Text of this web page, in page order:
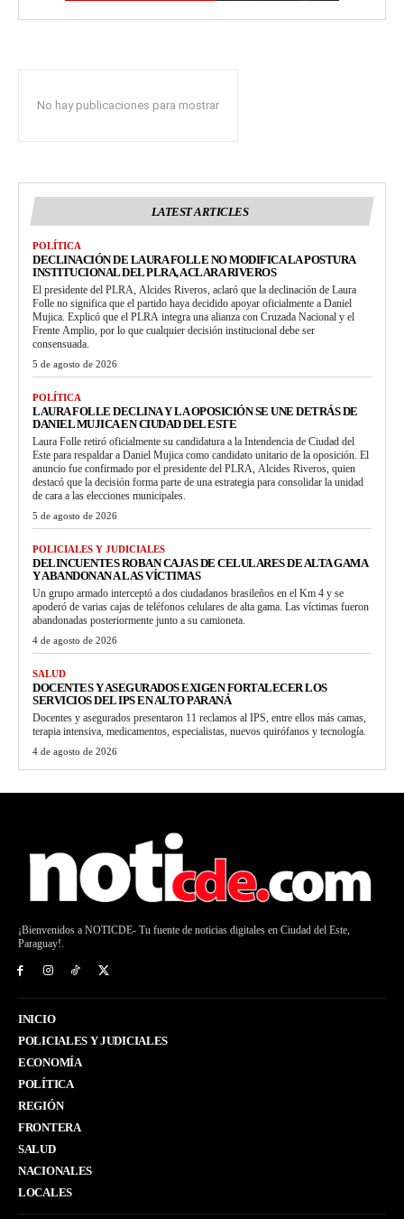
No hay publicaciones para mostrar
LATEST ARTICLES
POLÍTICA
DECLINACIÓN DE LAURA FOLLE NO MODIFICA LA POSTURA
INSTITUCIONAL DEL PLRA, ACLARA RIVEROS
El presidente del PLRA, Alcides Riveros, aclaró que la declinación de Laura
Folle no significa que el partido haya decidido apoyar oficialmente a Daniel
Mujica. Explicó que el PLRA integra una alianza con Cruzada Nacional y el
Frente Amplio, por lo que cualquier decisión institucional debe ser
consensuada.
5 de agosto de 2026
POLÍTICA
LAURA FOLLE DECLINA Y LA OPOSICIÓN SE UNE DETRÁS DE
DANIEL MUJICA EN CIUDAD DEL ESTE
Laura Folle retiró oficialmente su candidatura a la Intendencia de Ciudad del
Este para respaldar a Daniel Mujica como candidato unitario de la oposición. El
anuncio fue confirmado por el presidente del PLRA, Alcides Riveros, quien
destacó que la decisión forma parte de una estrategia para consolidar la unidad
de cara a las elecciones municipales.
5 de agosto de 2026
POLICIALES Y JUDICIALES
DELINCUENTES ROBAN CAJAS DE CELULARES DE ALTA GAMA
Y ABANDONAN A LAS VÍCTIMAS
Un grupo armado interceptó a dos ciudadanos brasileños en el Km 4 y se
apoderó de varias cajas de teléfonos celulares de alta gama. Las víctimas fueron
abandonadas posteriormente junto a su camioneta.
4 de agosto de 2026
SALUD
DOCENTES Y ASEGURADOS EXIGEN FORTALECER LOS
SERVICIOS DEL IPS EN ALTO PARANÁ
Docentes y asegurados presentaron 11 reclamos al IPS, entre ellos más camas,
terapia intensiva, medicamentos, especialistas, nuevos quirófanos y tecnología.
4 de agosto de 2026
¡Bienvenidos a NOTICDE- Tu fuente de noticias digitales en Ciudad del Este,
Paraguay!.
INICIO
POLICIALES Y JUDICIALES
ECONOMÍA
POLÍTICA
REGIÓN
FRONTERA
SALUD
NACIONALES
LOCALES